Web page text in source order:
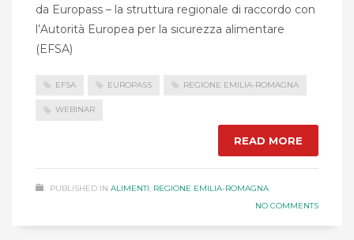
da Europass – la struttura regionale di raccordo con
l’Autorità Europea per la sicurezza alimentare
(EFSA)
EFSA EUROPASS REGIONE EMILIA-ROMAGNA
WEBINAR
READ MORE
PUBLISHED IN ALIMENTI REGIONE EMILIA-ROMAGNA
NO COMMENTS